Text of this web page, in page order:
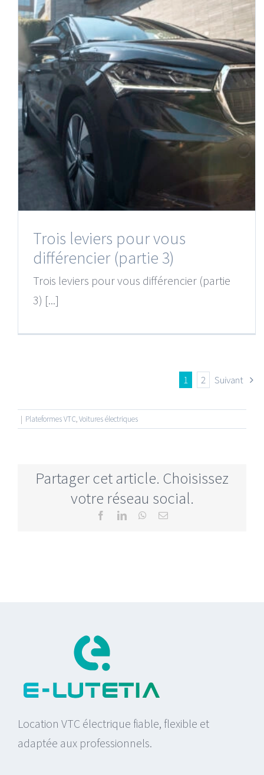
Trois leviers pour vous
différencier (partie 3)
Trois leviers pour vous différencier (partie
3) [...]
1 2 Suivant
| Plateformes VTC,Voitures électriques
Partager cet article. Choisissez
votre réseau social.
FacebookLinkedInWhatsApp
Email
Location VTC électrique fiable, flexible et
adaptée aux professionnels.